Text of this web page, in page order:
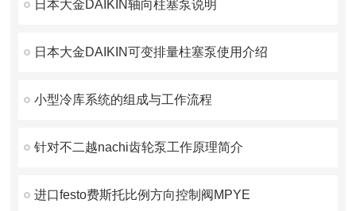
日本大金DAIKIN轴向柱塞泵说明
日本大金DAIKIN可变排量柱塞泵使用介绍
小型冷库系统的组成与工作流程
针对不二越nachi齿轮泵工作原理简介
进口festo费斯托比例方向控制阀MPYE